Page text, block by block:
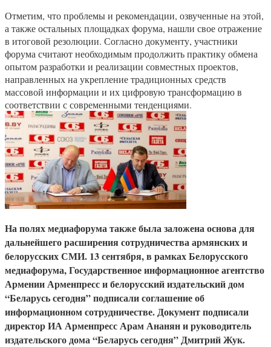
Отметим, что проблемы и рекомендации, озвученные на этой,
а также остальных площадках форума, нашли свое отражение
в итоговой резолюции. Согласно документу, участники
форума считают необходимым продолжить практику обмена
опытом разработки и реализации совместных проектов,
направленных на укрепление традиционных средств
массовой информации и их цифровую трансформацию в
соответствии с современными тенденциями.
На полях медиафорума также была заложена основа для
дальнейшего расширения сотрудничества армянских и
белорусских СМИ. 13 сентября, в рамках Белорусского
медиафорума, Государственное информационное агентство
Армении Арменпресс и белорусский издательский дом
“Беларусь сегодня” подписали соглашение об
информационном сотрудничестве. Документ подписали
директор ИА Арменпресс Арам Ананян и руководитель
издательского дома “Беларусь сегодня” Дмитрий Жук.